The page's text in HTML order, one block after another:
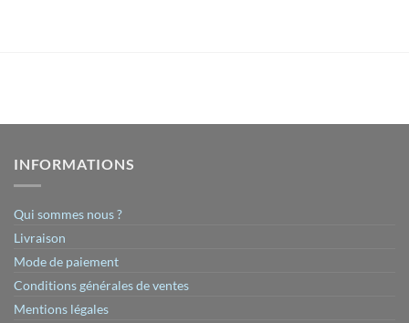
INFORMATIONS
Qui sommes nous ?
Livraison
Mode de paiement
Conditions générales de ventes
Mentions légales